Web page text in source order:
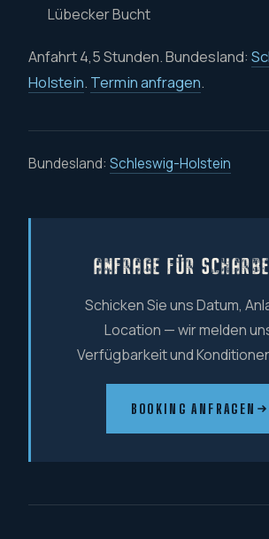
Lübecker Bucht
Anfahrt 4,5 Stunden. Bundesland:
Holstein. Termin anfragen.
Bundesland: Schleswig-Holstein
ANFRAGE FÜR
Schicken Sie uns Datum,
Location — wir melden
Verfügbarkeit und
BOOKING ANFRAGEN